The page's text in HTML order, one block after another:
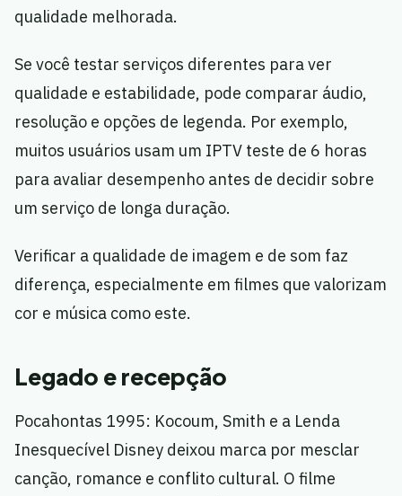
qualidade melhorada.
Se você testar serviços diferentes para ver
qualidade e estabilidade, pode comparar áudio,
resolução e opções de legenda. Por exemplo,
muitos usuários usam um IPTV teste de 6 horas
para avaliar desempenho antes de decidir sobre
um serviço de longa duração.
Verificar a qualidade de imagem e de som faz
diferença, especialmente em filmes que valorizam
cor e música como este.
Legado e recepção
Pocahontas 1995: Kocoum, Smith e a Lenda
Inesquecível Disney deixou marca por mesclar
canção, romance e conflito cultural. O filme